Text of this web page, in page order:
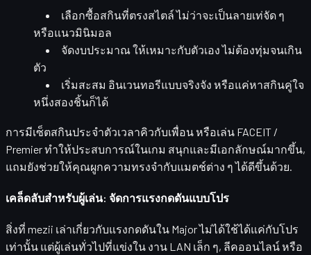
เลือกซื้อสกินที่ตรงสไตล์ไม่ว่าจะเป็นลายเท่จัด ๆ
หรือแนวมินิมอล
จัดงบประมาณให้เหมาะกับตัวเอง ไม่ต้องทุ่มจนเกิน
ตัว
เริ่มสะสม อินเวนทอรีแบบจริงจัง หรือแค่หาสกินคู่ใจ
หนึ่งสองชิ้นก็ได้
การมีเซ็ตสกินประจำตัวเวลาคิวกับเพื่อน หรือเล่น FACEIT /
Premier ทำให้ประสบการณ์ในเกม สนุกและมีเอกลักษณ์มากขึ้น,
แถมยังช่วยให้คุณผูกความทรงจำกับแมตช์ต่าง ๆ ได้ดีขึ้นด้วย.
เคล็ดลับสำหรับผู้เล่น: จัดการแรงกดดันแบบโปร
สิ่งที่ mezii เล่าเกี่ยวกับแรงกดดันใน Major ไม่ได้ใช้ได้แค่กับโปร
เท่านั้น แต่ผู้เล่นทั่วไปที่แข่งใน งาน LAN เล็ก ๆ, ลีคออนไลน์หรือ